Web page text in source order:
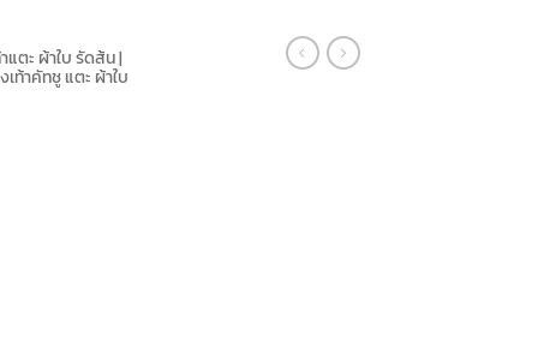
แตะ ผ้าใบ รัดส้น |
ท้าคัทชู แตะ ผ้าใบ